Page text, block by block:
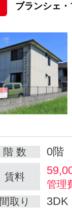
ブランシェ
階 数 0階
賃料
管理
間取り
3DK